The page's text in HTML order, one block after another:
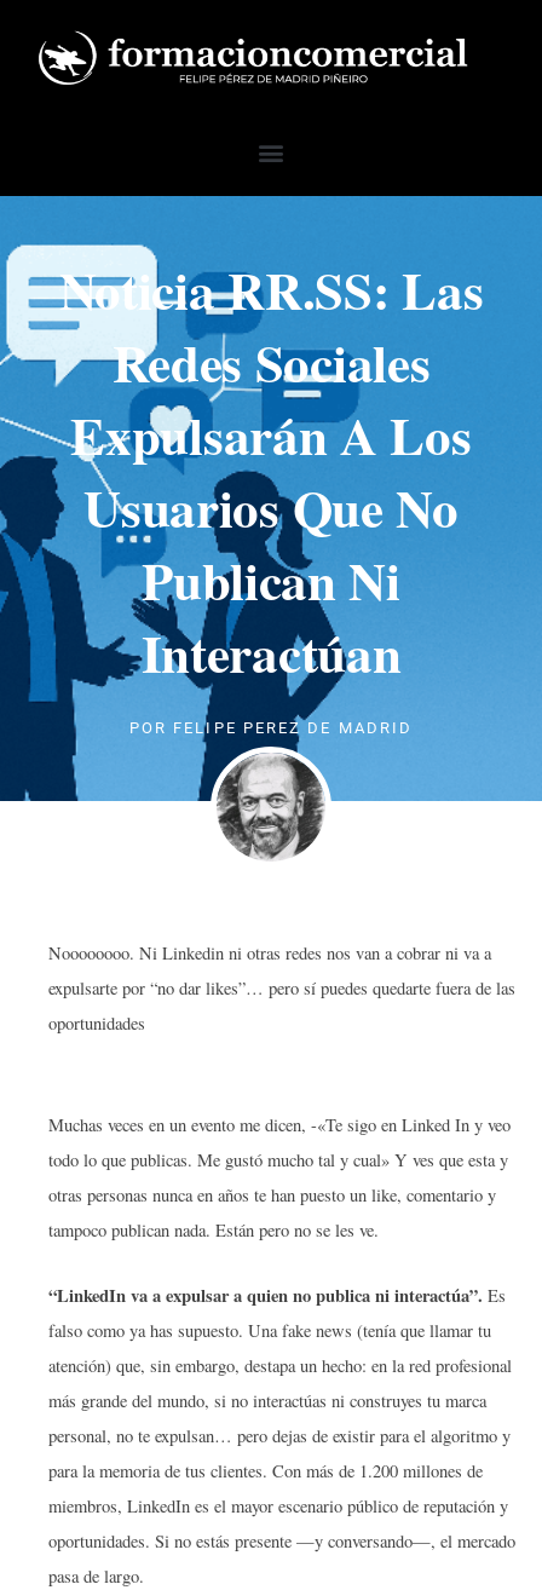
contenido
Menú
Noticia RR.SS: Las
Redes Sociales
Expulsarán A Los
Usuarios Que No
Publican Ni
Interactúan
POR FELIPE PEREZ DE MADRID
Noooooooo. Ni Linkedin ni otras redes nos van a cobrar ni va a
expulsarte por “no dar likes”… pero sí puedes quedarte fuera de las
oportunidades
Muchas veces en un evento me dicen, -«Te sigo en Linked In y veo
todo lo que publicas. Me gustó mucho tal y cual» Y ves que esta y
otras personas nunca en años te han puesto un like, comentario y
tampoco publican nada. Están pero no se les ve.
“LinkedIn va a expulsar a quien no publica ni interactúa”. Es
falso como ya has supuesto. Una fake news (tenía que llamar tu
atención) que, sin embargo, destapa un hecho: en la red profesional
más grande del mundo, si no interactúas ni construyes tu marca
personal, no te expulsan… pero dejas de existir para el algoritmo y
para la memoria de tus clientes. Con más de 1.200 millones de
miembros, LinkedIn es el mayor escenario público de reputación y
oportunidades. Si no estás presente —y conversando—, el mercado
pasa de largo.